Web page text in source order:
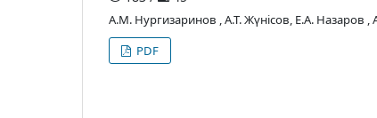
А.М. Нургизаринов , А.Т. Жүнісов, Е.А. Назаров
PDF